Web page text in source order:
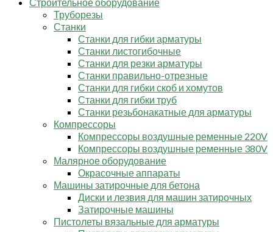
Труборезы
Станки
Станки для гибки арматуры
Станки листогибочные
Станки для резки арматуры
Станки правильно-отрезные
Станки для гибки скоб и хомутов
Станки для гибки труб
Станки резьбонакатные для арматуры
Компрессоры
Компрессоры воздушные ременные 220V
Компрессоры воздушные ременные 380V
Малярное оборудование
Окрасочные аппараты
Машины затирочные для бетона
Диски и лезвия для машин затирочных
Затирочные машины
Пистолеты вязальные для арматуры